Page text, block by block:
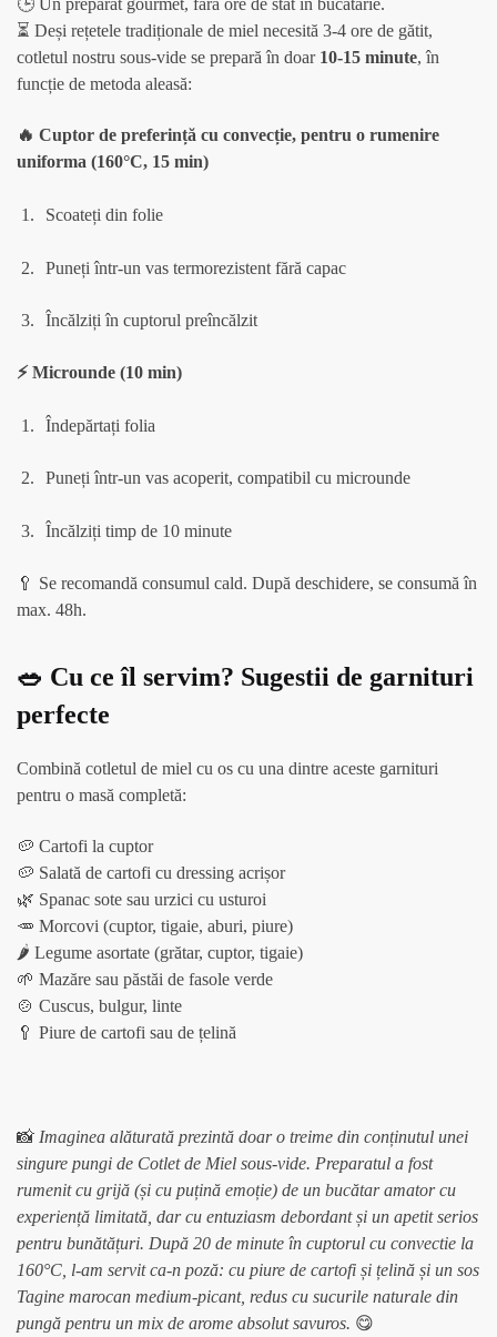
⏳ Deși rețetele tradiționale de miel necesită 3-4 ore de gătit,
cotletul nostru sous-vide se prepară în doar 10-15 minute, în
funcție de metoda aleasă:
🔥 Cuptor de preferință cu convecție, pentru o rumenire
uniforma (160°C, 15 min)
Scoateți din folie
Puneți într-un vas termorezistent fără capac
Încălziți în cuptorul preîncălzit
⚡ Microunde (10 min)
Îndepărtați folia
Puneți într-un vas acoperit, compatibil cu microunde
Încălziți timp de 10 minute
🥄 Se recomandă consumul cald. După deschidere, se consumă în
max. 48h.
🥗 Cu ce îl servim? Sugestii de garnituri
perfecte
Combină cotletul de miel cu os cu una dintre aceste garnituri
pentru o masă completă:
🥔 Cartofi la cuptor
🥔 Salată de cartofi cu dressing acrișor
🌿 Spanac sote sau urzici cu usturoi
🥕 Morcovi (cuptor, tigaie, aburi, piure)
🌶️ Legume asortate (grătar, cuptor, tigaie)
🌱 Mazăre sau păstăi de fasole verde
🍲 Cuscus, bulgur, linte
🥄 Piure de cartofi sau de țelină
📸 Imaginea alăturată prezintă doar o treime din conținutul unei
singure pungi de Cotlet de Miel sous-vide. Preparatul a fost
rumenit cu grijă (și cu puțină emoție) de un bucătar amator cu
experiență limitată, dar cu entuziasm debordant și un apetit serios
pentru bunătățuri. După 20 de minute în cuptorul cu convectie la
160°C, l-am servit ca-n poză: cu piure de cartofi și țelină și un sos
Tagine marocan medium-picant, redus cu sucurile naturale din
pungă pentru un mix de arome absolut savuros. 😋